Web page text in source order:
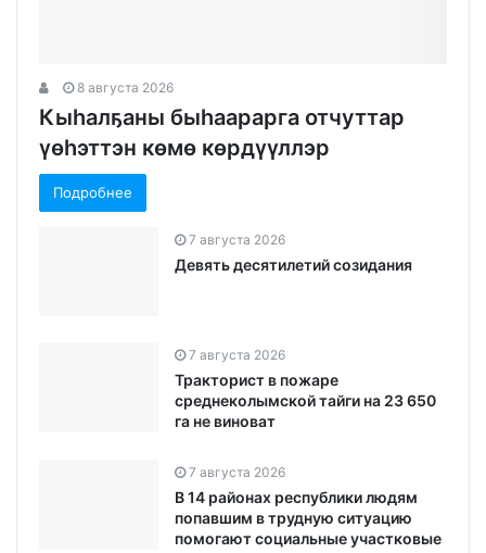
8 августа 2026
Кыһалҕаны быһаарарга отчуттар
үөһэттэн көмө көрдүүллэр
Подробнее
7 августа 2026
Девять десятилетий созидания
7 августа 2026
Тракторист в пожаре
среднеколымской тайги на 23 650
га не виноват
7 августа 2026
В 14 районах республики людям
попавшим в трудную ситуацию
помогают социальные участковые